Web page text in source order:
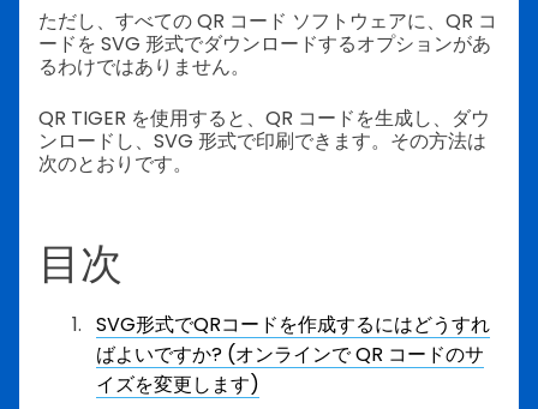
ただし、すべての QR コード ソフトウェアに、QR コ
ードを SVG 形式でダウンロードするオプションがあ
るわけではありません。
QR TIGER を使用すると、QR コードを生成し、ダウ
ンロードし、SVG 形式で印刷できます。その方法は
次のとおりです。
目次
SVG形式でQRコードを作成するにはどうすれ
ばよいですか? (オンラインで QR コードのサ
イズを変更します)